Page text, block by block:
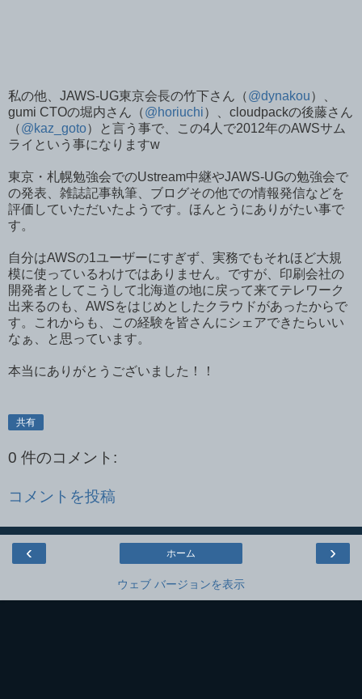
私の他、JAWS-UG東京会長の竹下さん（@dynakou）、
gumi CTOの堀内さん（@horiuchi）、cloudpackの後藤さん
（@kaz_goto）と言う事で、この4人で2012年のAWSサム
ライという事になりますw
東京・札幌勉強会でのUstream中継やJAWS-UGの勉強会で
の発表、雑誌記事執筆、ブログその他での情報発信などを
評価していただいたようです。ほんとうにありがたい事で
す。
自分はAWSの1ユーザーにすぎず、実務でもそれほど大規
模に使っているわけではありません。ですが、印刷会社の
開発者としてこうして北海道の地に戻って来てテレワーク
出来るのも、AWSをはじめとしたクラウドがあったからで
す。これからも、この経験を皆さんにシェアできたらいい
なぁ、と思っています。
本当にありがとうございました！！
共有
0 件のコメント:
コメントを投稿
‹ ›
ホーム
ウェブ バージョンを表示